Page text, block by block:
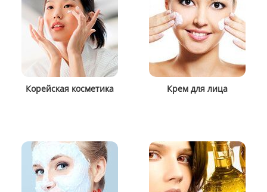
Корейская косметика Крем для лица